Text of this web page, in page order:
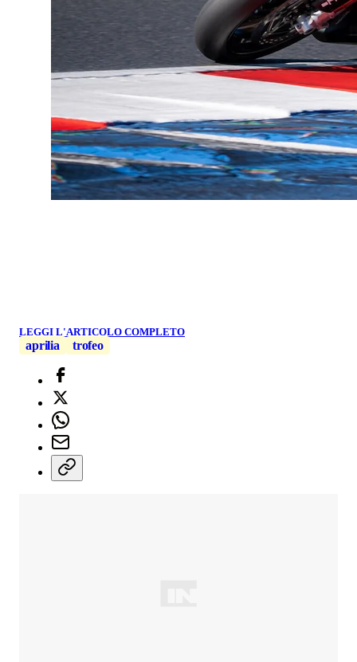
LEGGI L'ARTICOLO COMPLETO
aprilia trofeo